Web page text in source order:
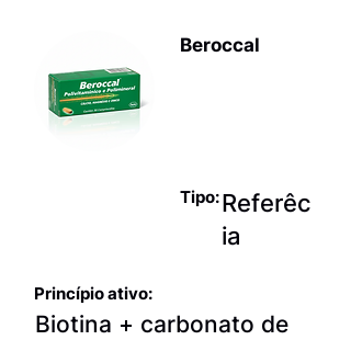
Beroccal
Tipo:Referêc
ia
Princípio ativo:
Biotina + carbonato de